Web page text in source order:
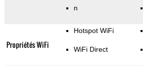
n
Propriétés WiFi
Hotspot WiFi
WiFi Direct